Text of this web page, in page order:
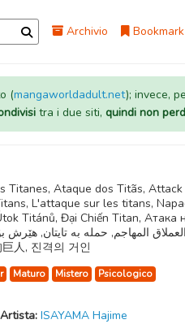
Archivio Bookmark
(mangaworldadult.net); invece,
tra i due siti, quindi non
Titanes, Ataque dos Titãs, Attack
L'attaque sur les titans,
Titánů, Đại Chiến Titan, Атака
人, 진격의 거인
Maturo Mistero
Psicologico
Artista: ISAYAMA Hajime